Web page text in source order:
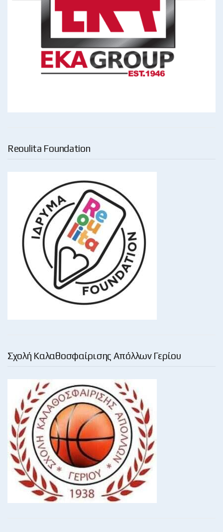
Reoulita Foundation
Σχολή Καλαθοσφαίρισης Απόλλων Γερίου